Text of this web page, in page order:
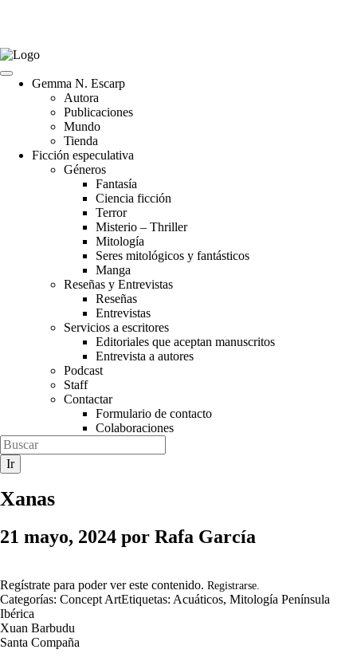
Gemma N. Escarp
Autora
Publicaciones
Mundo
Tienda
Ficción especulativa
Géneros
Fantasía
Ciencia ficción
Terror
Misterio – Thriller
Mitología
Seres mitológicos y fantásticos
Manga
Reseñas y Entrevistas
Reseñas
Entrevistas
Servicios a escritores
Editoriales que aceptan manuscritos
Entrevista a autores
Podcast
Staff
Contactar
Formulario de contacto
Colaboraciones
Xanas
21 mayo, 2024 por Rafa García
Regístrate para poder ver este contenido. Registrarse.
Categorías: Concept ArtEtiquetas: Acuáticos, Mitología Península
Ibérica
Xuan Barbudu
Santa Compaña